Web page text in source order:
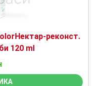
реконст.
120 ml